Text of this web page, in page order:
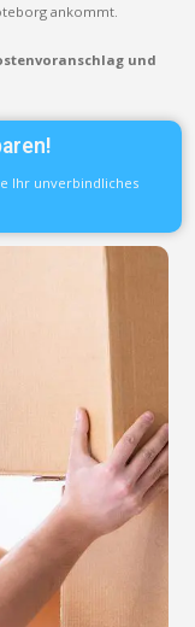
ankommt.
und
Ihr unverbindliches